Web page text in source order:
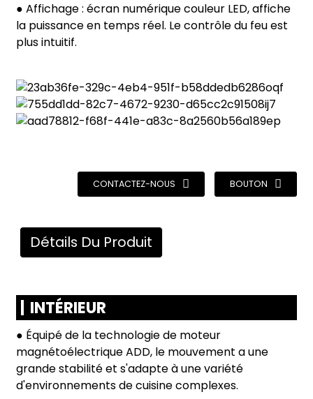
● Affichage : écran numérique couleur LED, affiche
la puissance en temps réel. Le contrôle du feu est
plus intuitif.
CONTACTEZ-NOUS BOUTON
Détails Du Produit
INTÉRIEUR
● Équipé de la technologie de moteur
magnétoélectrique ADD, le mouvement a une
grande stabilité et s'adapte à une variété
d'environnements de cuisine complexes.